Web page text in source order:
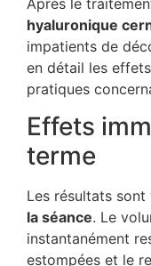
hyaluronique
impatients de
en détail les
pratiques
Effets
terme
Les résultats sont
la séance. Le
instantanément
estompées et le